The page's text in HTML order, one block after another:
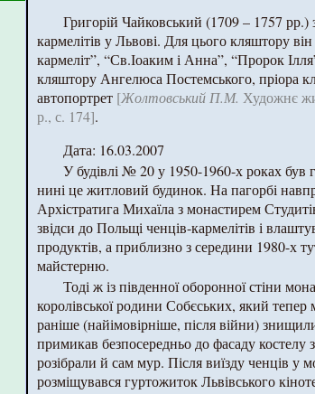
Григорій Чайковський (1709 – 1757
кармелітів у Львові. Для цього кляштору
кармеліт”, “Св.Іоаким і Анна”, “Пророк
кляштору Ангелюса Постемського, пріора
автопортрет [Жолтовський П.М. Художнє
р., с. 174].
Дата: 16.03.2007
У будівлі № 20 у 1950-1960-х роках був
нині це житловий будинок. На пагорбі
Архістратига Михаїла з монастирем
звідси до Польщі ченців-кармелітів і
продуктів, а приблизно з середини 1980-х
майстерню.
Тоді ж із південної оборонної стіни
королівської родини Собєських, який
раніше (найімовірніше, після війни)
примикав безпосередньо до фасаду костелу
розібрали й сам мур. Після виїзду ченців
розміщувався гуртожиток Львівського